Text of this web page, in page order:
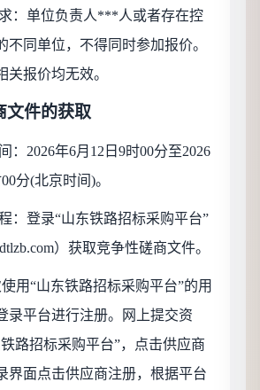
：单位负责人***人或者存在控
不同单位，不得同时参加报价。
关报价均无效。
文件的获取
间： 2026年6月 12 日 9时00分至2026
分(北京时间)。
：登录“山东铁路招标采购平台”
）获取竞争性磋商文件。
用“山东铁路招标采购平台”的用
录平台进行注册。网上提交资
路招标采购平台”，点击供应商
界面点击供应商注册，根据平台